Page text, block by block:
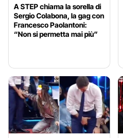
A STEP chiama la sorella di
Sergio Colabona, la gag con
Francesco Paolantoni:
“Non si permetta mai più”